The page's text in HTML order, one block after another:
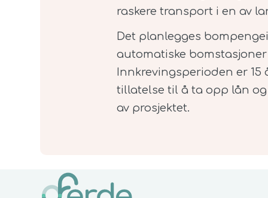
raskere transport i en av
Det planlegges
automatiske
Innkrevingsperioden er
tillatelse til å ta opp lån
av prosjektet.